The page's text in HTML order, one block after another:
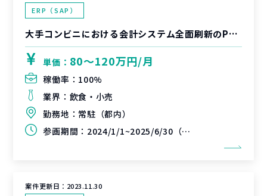
ERP（SAP）
大手コンビニにおける会計システム全面刷新のPMO支援(固定資産PMO)
単価： 80〜120万円/月
稼働率： 100%
業界： 飲食・小売
勤務地： 常駐（都内）
参画期間： 2024/1/1~2025/6/30（延長可能性あり）
案件更新日： 2023.11.30